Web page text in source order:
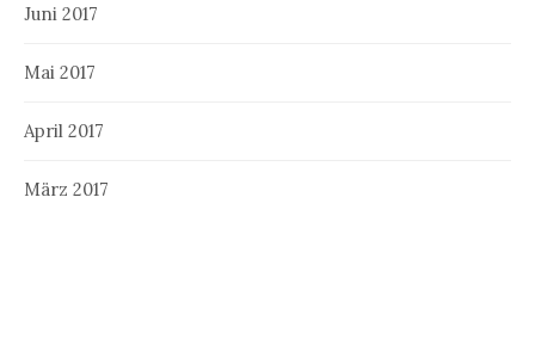
Juni 2017
Mai 2017
April 2017
März 2017